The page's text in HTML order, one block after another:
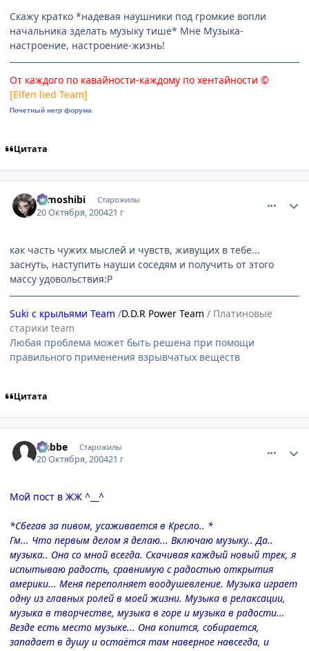
Скажу кратко *надевая наушники под громкие вопли
начальника зделать музыку тише* Мне Музыка-
настроение, настроение-жизнь!
От каждого по кавайности-каждому по хентайности ©
[Elfen lied Team]
Почетный негр форума
Цитата
tomoshibi Старожилы
20 Октября, 200421 г
как часть чужих мыслей и чувств, живущих в тебе...
заснуть, наступить науши соседям и получить от этого
массу удовольствия:P
Suki с крыльями Team /D.D.R Power Team / Платиновые
старики team
Любая проблема может быть решена при помощи
правильного применения взрывчатых веществ
Цитата
Nabbe Старожилы
20 Октября, 200421 г
Мой пост в ЖЖ ^__^
*Сбегав за пивом, усаживается в Кресло.. *
Гм... Что первым делом я делаю... Включаю музыку.. Да..
музыка.. Она со мной всегда. Скачивая каждый новый трек, я
испытываю радость, сравнимую с радостью открытия
америки... Меня переполняет воодушевление. Музыка играет
одну из главных ролей в моей жизни. Музыка в релаксации,
музыка в творчестве, музыка в горе и музыка в радости...
Везде есть место музыке... Она копится, собирается,
западает в душу и остаётся там наверное навсегда, и